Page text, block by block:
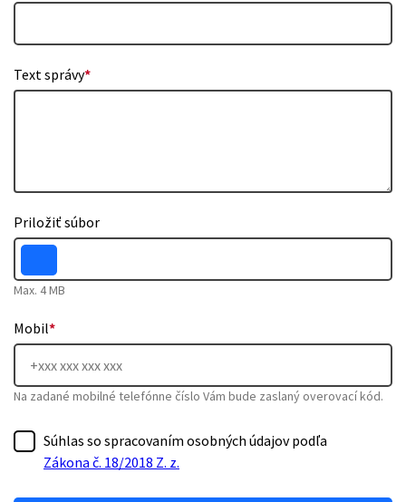
Text správy*
Priložiť súbor
Max. 4 MB
Mobil*
Na zadané mobilné telefónne číslo Vám bude zaslaný overovací kód.
Súhlas so spracovaním osobných údajov podľa
Zákona č. 18/2018 Z. z.